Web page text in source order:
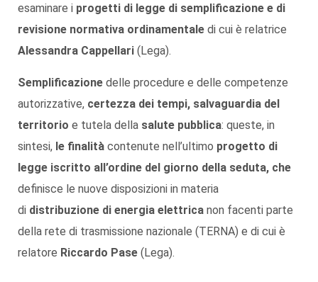
esaminare i progetti di legge di semplificazione e di
revisione normativa ordinamentale di cui è relatrice
Alessandra Cappellari (Lega).
Semplificazione delle procedure e delle competenze
autorizzative, certezza dei tempi, salvaguardia del
territorio e tutela della salute pubblica: queste, in
sintesi, le finalità contenute nell’ultimo progetto di
legge iscritto all’ordine del giorno della seduta, che
definisce le nuove disposizioni in materia
di distribuzione di energia elettrica non facenti parte
della rete di trasmissione nazionale (TERNA) e di cui è
relatore Riccardo Pase (Lega).